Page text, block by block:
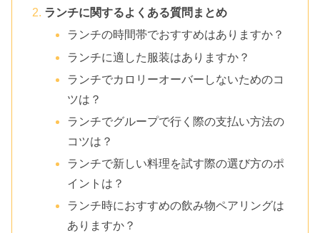
ランチに関するよくある質問まとめ
ランチの時間帯でおすすめはありますか？
ランチに適した服装はありますか？
ランチでカロリーオーバーしないためのコ
ツは？
ランチでグループで行く際の支払い方法の
コツは？
ランチで新しい料理を試す際の選び方のポ
イントは？
ランチ時におすすめの飲み物ペアリングは
ありますか？